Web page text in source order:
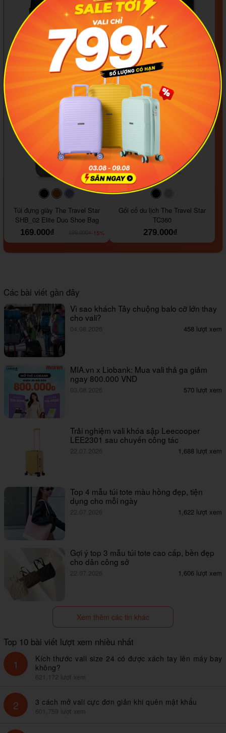
#faf0e6#000000#0000FF
#008000
+1
Larita Classic Basic
-13%
Larita Metro Work
589.000₫
#000000#964B00
Túi đựng giày The Travel Star
SHB_02 Elite Duo Shoe Bag
169.000₫
-15%
#000000
Gối cổ du lịch The Travel Star
TC360
279.000₫
Các bài viết gần đây
Vì sao khách Tây chuộng balo cỡ lớn thay
cho vali?
04.08.2026 458 lượt xem
MIA.vn x Liobank: Mua vali thả ga giảm
ngay 800.000 VND
03.08.2026 570 lượt xem
Trải nghiệm vali khóa sập Leecooper
LEE2301 sau chuyến công tác
22.07.2026 1,688 lượt xem
Top 4 mẫu túi tote màu hồng đẹp, tiện
dụng cho mỗi ngày
22.07.2026 1,622 lượt xem
Gợi ý top 3 mẫu túi tote cao cấp, bền đẹp
cho dân công sở
22.07.2026 1,606 lượt xem
Xem thêm các tin khác
Top 10 bài viết lượt xem nhiều nhất
1
Kích thước vali size 24 có được xách tay lên máy bay
không?
621,172 lượt xem
2 3 cách mở vali cực đơn giản khi quên mật khẩu
601,759 lượt xem